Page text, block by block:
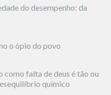
do desempenho: da
o ópio do povo
como falta de deus é tão ou
químico